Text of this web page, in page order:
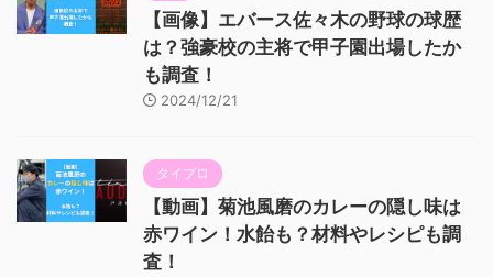
【画像】エバース佐々木の野球の球歴
は？強豪校の主将で甲子園出場したか
も調査！
2024/12/21
タイプロ
【動画】菊池風磨のカレーの隠し味は
赤ワイン！水飴も？材料やレシピも調
査！